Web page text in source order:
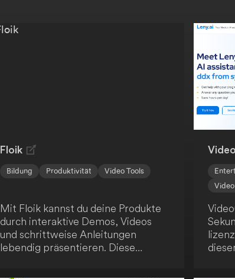
Floik
Bildung Produktivität Video Tools
Mit Floik kannst du deine Produkte
durch interaktive Demos, Videos
und schrittweise Anleitungen
lebendig präsentieren. Diese